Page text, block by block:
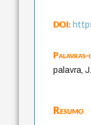
DOI:
palavra,
Resumo